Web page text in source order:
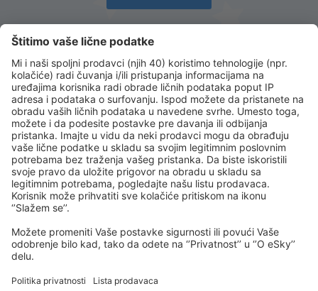
Preuzmi našu aplikacijui planiraj svoja
putovanja
Isplaniraj svoj put